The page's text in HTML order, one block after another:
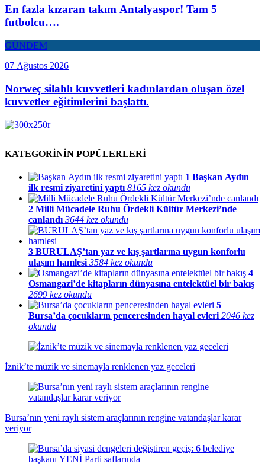
En fazla kızaran takım Antalyaspor! Tam 5
futbolcu….
GÜNDEM
07 Ağustos 2026
Norweç silahlı kuvvetleri kadınlardan oluşan özel
kuvvetler eğitimlerini başlattı.
KATEGORİNİN POPÜLERLERİ
1 Başkan Aydın
ilk resmi ziyaretini yaptı 8165 kez okundu
2 Milli Mücadele Ruhu Ördekli Kültür Merkezi’nde
canlandı 3644 kez okundu
3 BURULAŞ’tan yaz ve kış şartlarına uygun konforlu
ulaşım hamlesi 3584 kez okundu
4
Osmangazi’de kitapların dünyasına entelektüel bir bakış
2699 kez okundu
5
Bursa’da çocukların penceresinden hayal evleri 2046 kez
okundu
İznik’te müzik ve sinemayla renklenen yaz geceleri
Bursa’nın yeni raylı sistem araçlarının rengine vatandaşlar karar
veriyor